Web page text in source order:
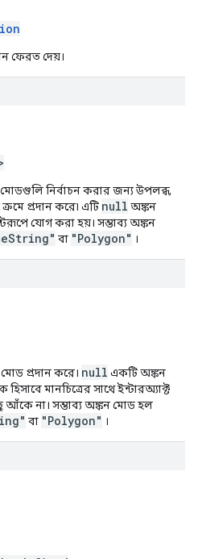
ফেরত দেয়।
নির্বাচন করার জন্য উপলব্ধ,
প্রদান করে৷ এটি null অঙ্কন
যোগ করা হয়। সম্ভাব্য অঙ্কন
বা "Polygon" ।
মোড প্রদান করে। null একটি অঙ্কন
মানচিত্রের সাথে ইন্টারঅ্যাক্ট
আঁকে না। সম্ভাব্য অঙ্কন মোড হল
বা "Polygon" ।